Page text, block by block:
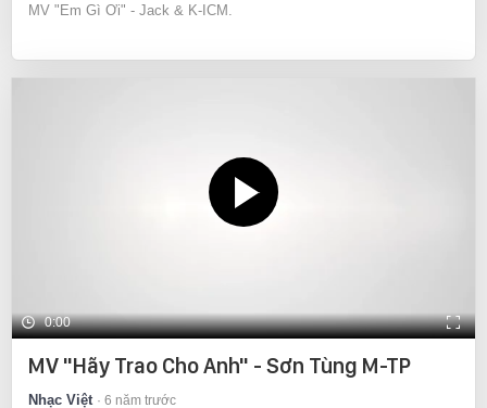
MV "Em Gì Ơi" - Jack & K-ICM.
0:00
MV "Hãy Trao Cho Anh" - Sơn Tùng M-TP
Nhạc Việt 6 năm trước